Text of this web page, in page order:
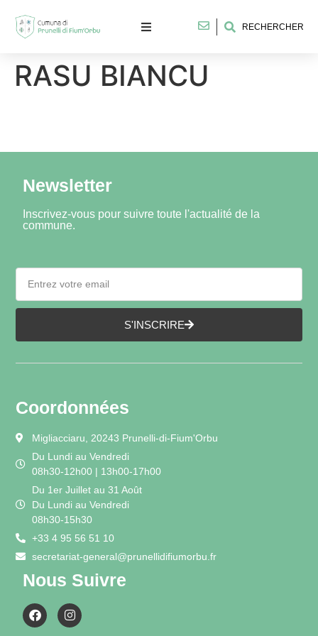
RECHERCHER
RASU BIANCU
Newsletter
Inscrivez-vous pour suivre toute l'actualité de la
commune.
S'INSCRIRE
Coordonnées
Migliacciaru, 20243 Prunelli-di-Fium'Orbu
Du Lundi au Vendredi
08h30-12h00 | 13h00-17h00
Du 1er Juillet au 31 Août
Du Lundi au Vendredi
08h30-15h30
+33 4 95 56 51 10
secretariat-general@prunellidifiumorbu.fr
Nous Suivre